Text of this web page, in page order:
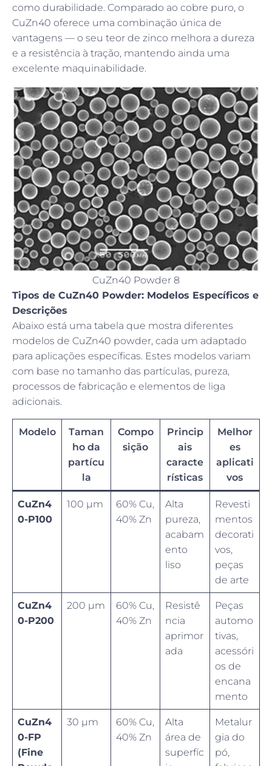
como durabilidade. Comparado ao cobre puro, o
CuZn40 oferece uma combinação única de
vantagens — o seu teor de zinco melhora a dureza
e a resistência à tração, mantendo ainda uma
excelente maquinabilidade.
CuZn40 Powder 8
Tipos de CuZn40 Powder: Modelos Específicos e
Descrições
Abaixo está uma tabela que mostra diferentes
modelos de CuZn40 powder, cada um adaptado
para aplicações específicas. Estes modelos variam
com base no tamanho das partículas, pureza,
processos de fabricação e elementos de liga
adicionais.
Modelo
Taman
ho da
partícu
la
Compo
sição
Princip
ais
caracte
rísticas
Melhor
es
aplicati
vos
CuZn4
0-P100
100 µm
60% Cu,
40% Zn
Alta
pureza,
acabam
ento
liso
Revesti
mentos
decorati
vos,
peças
de arte
CuZn4
0-P200
200 µm
60% Cu,
40% Zn
Resistê
ncia
aprimor
ada
Peças
automo
tivas,
acessóri
os de
encana
mento
CuZn4
0-FP
(Fine
30 µm
60% Cu,
40% Zn
Alta
área de
superfíc
Metalur
gia do
pó,